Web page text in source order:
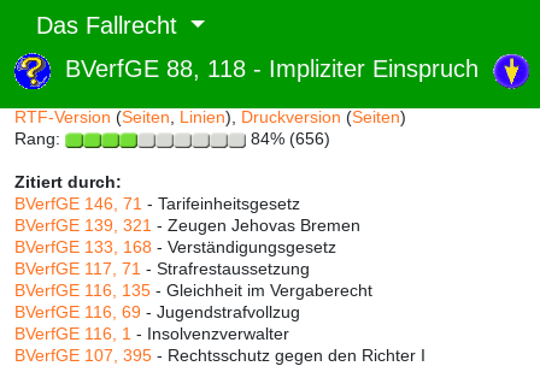
Das Fallrecht
BVerfGE 88, 118 - Impliziter Einspruch
Abruf und Rang:
RTF-Version (Seiten Linien), Druckversion (Seiten)
Rang:
84% (656)
Zitiert durch:
BVerfGE 146, 71 - Tarifeinheitsgesetz
BVerfGE 139, 321 - Zeugen Jehovas Bremen
BVerfGE 133, 168 - Verständigungsgesetz
BVerfGE 117, 71 - Strafrestaussetzung
BVerfGE 116, 135 - Gleichheit im Vergaberecht
BVerfGE 116, 69 - Jugendstrafvollzug
BVerfGE 116, 1 - Insolvenzverwalter
BVerfGE 107, 395 - Rechtsschutz gegen den Richter I